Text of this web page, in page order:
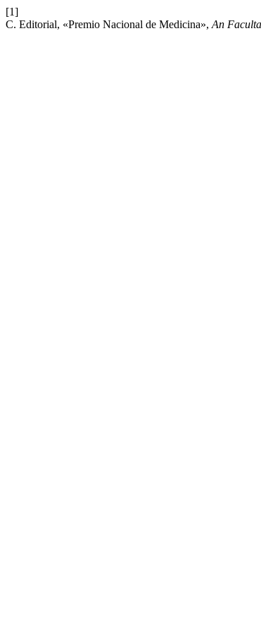
[1]
C. Editorial, «Premio Nacional de Medicina», An